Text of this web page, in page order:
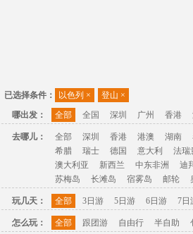
已选择条件： 以色列 × 登山 ×
哪出发：
全部 全国 深圳 广州 香港
去哪儿： 全部 深圳 香港 港澳 湖南
希腊
瑞士 德国 意大利 法瑞
澳大利亚
新西兰 中东非洲 迪
苏梅岛
长滩岛 宿雾岛 邮轮
玩几天： 全部 3日游 5日游 6日游 7日
怎么玩： 全部 跟团游 自由行 半自助